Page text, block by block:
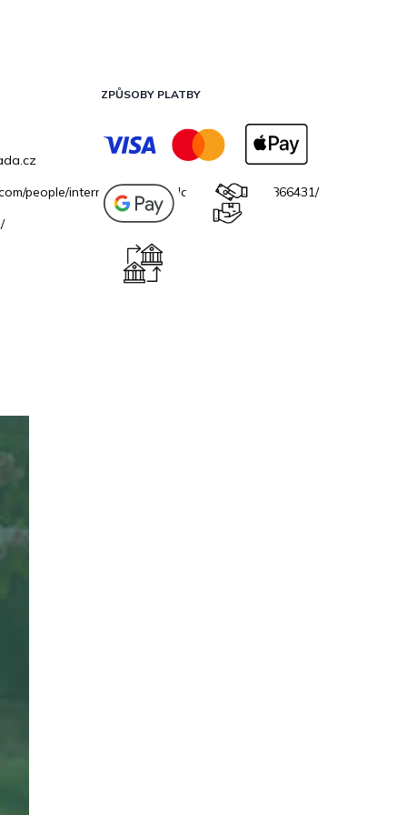
people/internetovazahradacz/100069706866431/
ZPŮSOBY PLATBY